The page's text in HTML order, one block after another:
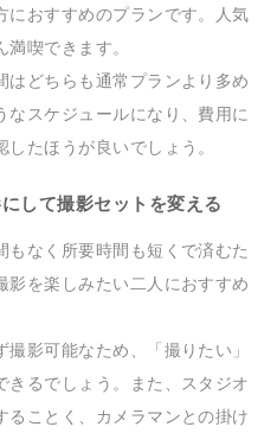
におすすめのプランです。人気
喫できます。
どちらも通常プランより多め
スケジュールになり、費用に
たほうが良いでしょう。
して撮影セットを変える
なく所要時間も短くで済むた
を楽しみたい二人におすすめ
影可能なため、「撮りたい」
るでしょう。また、スタジオ
ことく、カメラマンとの掛け